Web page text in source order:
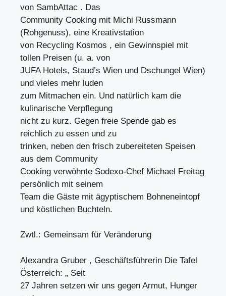
von SambAttac . Das
Community Cooking mit Michi Russmann
(Rohgenuss), eine Kreativstation
von Recycling Kosmos , ein Gewinnspiel mit
tollen Preisen (u. a. von
JUFA Hotels, Staud’s Wien und Dschungel Wien)
und vieles mehr luden
zum Mitmachen ein. Und natürlich kam die
kulinarische Verpflegung
nicht zu kurz. Gegen freie Spende gab es
reichlich zu essen und zu
trinken, neben den frisch zubereiteten Speisen
aus dem Community
Cooking verwöhnte Sodexo-Chef Michael Freitag
persönlich mit seinem
Team die Gäste mit ägyptischem Bohneneintopf
und köstlichen Buchteln.
Zwtl.: Gemeinsam für Veränderung
Alexandra Gruber , Geschäftsführerin Die Tafel
Österreich: „ Seit
27 Jahren setzen wir uns gegen Armut, Hunger